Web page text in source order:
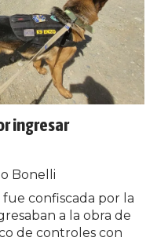
ingresar
Bonelli
confiscada por la
a la obra de
de controles con